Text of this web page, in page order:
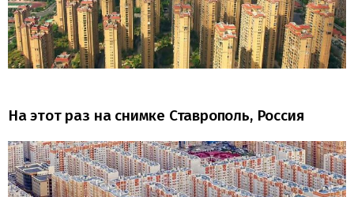
На этот раз на снимке Ставрополь, Россия